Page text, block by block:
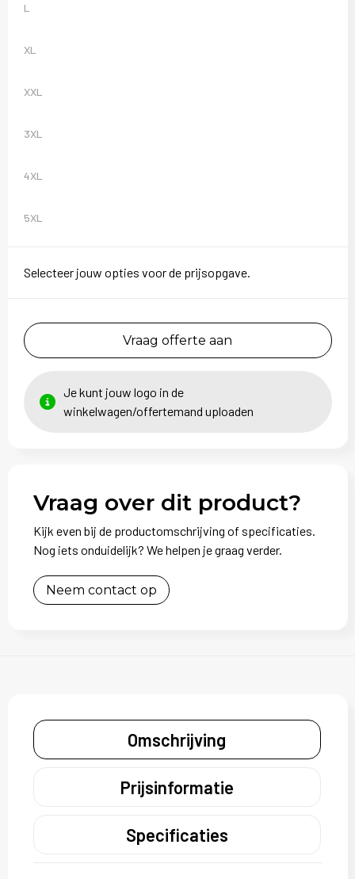
L
XL
XXL
3XL
4XL
5XL
Selecteer jouw opties voor de prijsopgave.
Vraag offerte aan
Je kunt jouw logo in de
winkelwagen/offertemand uploaden
Vraag over dit product?
Kijk even bij de productomschrijving of specificaties.
Nog iets onduidelijk? We helpen je graag verder.
Neem contact op
Omschrijving
Prijsinformatie
Specificaties